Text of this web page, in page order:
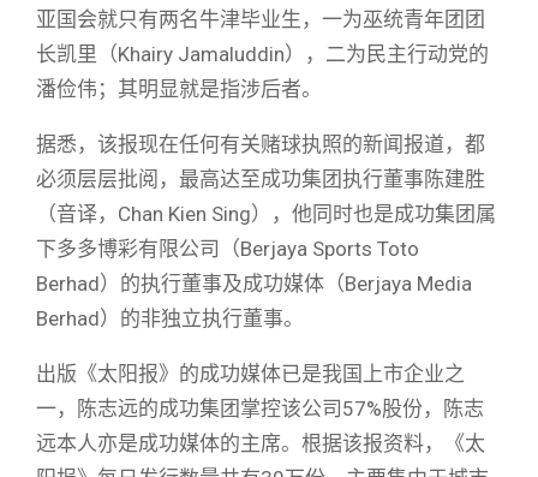
亚国会就只有两名牛津毕业生，一为巫统青年团团
长凯里（Khairy Jamaluddin），二为民主行动党的
潘俭伟；其明显就是指涉后者。
据悉，该报现在任何有关赌球执照的新闻报道，都
必须层层批阅，最高达至成功集团执行董事陈建胜
（音译，Chan Kien Sing），他同时也是成功集团属
下多多博彩有限公司（Berjaya Sports Toto
Berhad）的执行董事及成功媒体（Berjaya Media
Berhad）的非独立执行董事。
出版《太阳报》的成功媒体已是我国上市企业之
一，陈志远的成功集团掌控该公司57%股份，陈志
远本人亦是成功媒体的主席。根据该报资料，《太